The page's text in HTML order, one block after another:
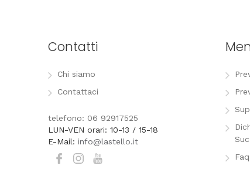
Contatti
Chi siamo
Contattaci
telefono: 06 92917525
LUN-VEN orari: 10-13 / 15-18
E-Mail: info@lastello.it
Faq